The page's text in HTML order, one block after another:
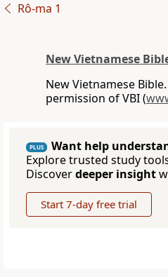
Rô-ma 1
New Vietnamese
New Vietnamese
permission of VBI (
PLUS
Want help
Explore trusted study
Discoverdeeper insight
Start 7-day free trial